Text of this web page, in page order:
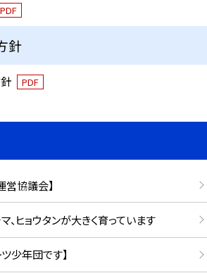
PDF
針
PDF
営協議会】
、ヒョウタンが大きく育っています
少年団です】